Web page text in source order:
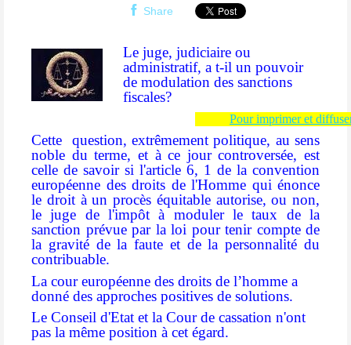
Share
Le juge, judiciaire ou
administratif, a t-il un pouvoir
de modulation des sanctions
fiscales?
Pour imprimer et
Cette
question, extrêmement politique, au sens
noble du terme, et à ce jour controversée, est
celle de savoir si l'article 6, 1 de la convention
européenne des droits de l'Homme qui énonce
le droit à un procès équitable autorise, ou non,
le juge de l'impôt à moduler le taux de la
sanction prévue par la loi pour tenir compte de
la gravité de la faute et de la personnalité du
contribuable.
La cour européenne des droits de l’homme a
donné des approches positives de solutions.
Le Conseil d'Etat et la Cour de cassation n'ont
pas la même position à cet égard.